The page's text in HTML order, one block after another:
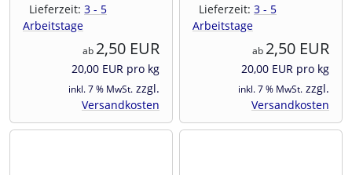
Lieferzeit: 3 - 5
Arbeitstage
ab 2,50 EUR
20,00 EUR pro kg
inkl. 7 % MwSt. zzgl.
Versandkosten
Lieferzeit: 3 - 5
Arbeitstage
ab 2,50 EUR
20,00 EUR pro kg
inkl. 7 % MwSt. zzgl.
Versandkosten